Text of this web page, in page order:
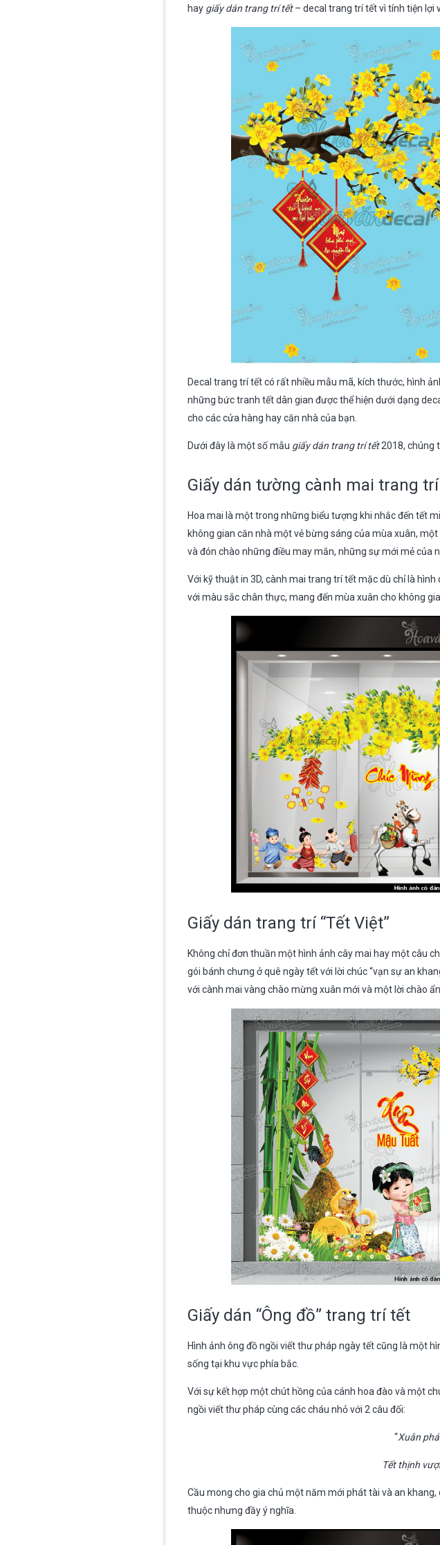
hay giấy dán trang trí tết– decal trang trí tết vì tính tiện lợi
Decal trang trí tết có rất nhiều mẫu mã, kích thước, hình
những bức tranh tết dân gian được thể hiện dưới dạng
cho các cửa hàng hay căn nhà của bạn.
Dưới đây là một số mẫu giấy dán trang trí tết2018, chúng
Giấy dán tường cành mai trang
Hoa mai là một trong những biểu tượng khi nhắc đến tết
không gian căn nhà một vẻ bừng sáng của mùa xuân,
và đón chào những điều may mắn, những sự mới mẻ của
Với kỹ thuật in 3D, cành mai trang trí tết mặc dù chỉ là
với màu sắc chân thực, mang đến mùa xuân cho không
Giấy dán trang trí “Tết Việt”
Không chỉ đơn thuần một hình ảnh cây mai hay một câu
gói bánh chưng ở quê ngày tết với lời chúc “vạn sự an
với cành mai vàng chào mừng xuân mới và một lời chào
Giấy dán “Ông đồ” trang trí tết
Hình ảnh ông đồ ngồi viết thư pháp ngày tết cũng là một
sống tại khu vực phía bắc.
Với sự kết hợp một chút hồng của cánh hoa đào và một
ngồi viết thư pháp cùng các cháu nhỏ với 2 câu đối:
“Xuân
Tết thịnh
Cầu mong cho gia chủ một năm mới phát tài và an
thuộc nhưng đầy ý nghĩa.